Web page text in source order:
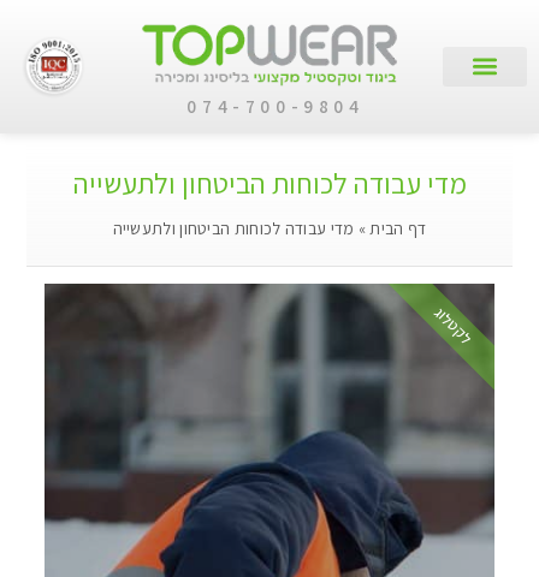
074-700-9804
מדי עבודה לכוחות הביטחון ולתעשייה
דף הבית» מדי עבודה לכוחות הביטחון ולתעשייה
לקטלוג